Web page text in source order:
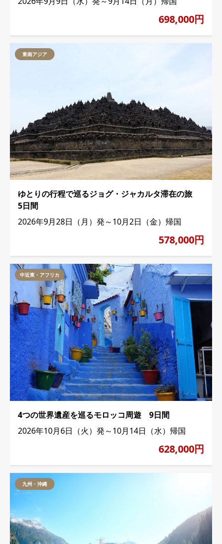
698,000円
東南アジア
ゆとりの行程で巡るジョグ・ジャカルタ滞在の旅
5日間
2026年9月28日（月）発～10月2日（金）帰国
578,000円
中近東・アフリカ
4つの世界遺産を巡るモロッコ周遊 9日間
2026年10月6日（火）発～10月14日（水）帰国
628,000円
九州・沖縄